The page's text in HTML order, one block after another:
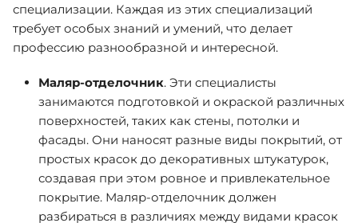
специализации. Каждая из этих специализаций
требует особых знаний и умений, что делает
профессию разнообразной и интересной.
Маляр-отделочник. Эти специалисты
занимаются подготовкой и окраской различных
поверхностей, таких как стены, потолки и
фасады. Они наносят разные виды покрытий, от
простых красок до декоративных штукатурок,
создавая при этом ровное и привлекательное
покрытие. Маляр-отделочник должен
разбираться в различиях между видами красок